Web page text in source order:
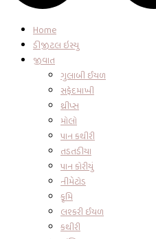
Home
ડીજીટલ ઇસ્યુ
જીવાત
ગુલાબી ઈયળ
સફેદમાખી
થ્રીપ્સ
મોલો
પાન કથીરી
તડતડીયા
પાન કોરીયું
નીમેટોડ
કૃમિ
લશ્કરી ઈયળ
કથીરી